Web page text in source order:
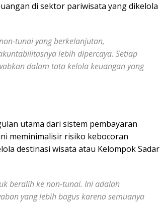
di sektor pariwisata yang dikelola
tunai yang berkelanjutan,
lebih dipercaya. Setiap
dalam tata kelola keuangan yang
utama dari sistem pembayaran
meminimalisir risiko kebocoran
destinasi wisata atau Kelompok Sadar
beralih ke non-tunai. Ini adalah
yang lebih bagus karena semuanya